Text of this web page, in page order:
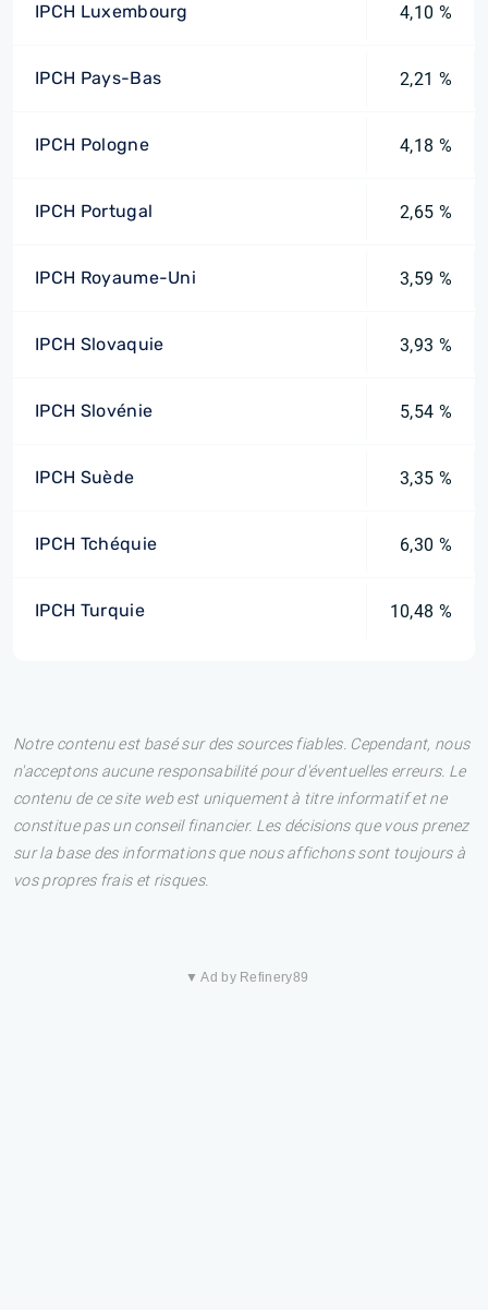
IPCH Luxembourg 4,10 %
IPCH Pays-Bas 2,21 %
IPCH Pologne 4,18 %
IPCH Portugal 2,65 %
IPCH Royaume-Uni 3,59 %
IPCH Slovaquie 3,93 %
IPCH Slovénie 5,54 %
IPCH Suède 3,35 %
IPCH Tchéquie 6,30 %
IPCH Turquie 10,48 %
Notre contenu est basé sur des sources fiables. Cependant, nous
n'acceptons aucune responsabilité pour d'éventuelles erreurs. Le
contenu de ce site web est uniquement à titre informatif et ne
constitue pas un conseil financier. Les décisions que vous prenez
sur la base des informations que nous affichons sont toujours à
vos propres frais et risques.
▼ Ad by Refinery89